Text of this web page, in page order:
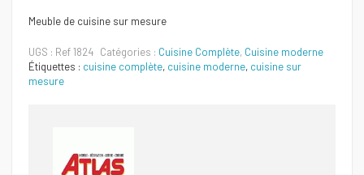
Meuble de cuisine sur mesure
UGS : Ref 1824 Catégories : Cuisine Complète, Cuisine moderne
Étiquettes : cuisine complète, cuisine moderne, cuisine sur
mesure